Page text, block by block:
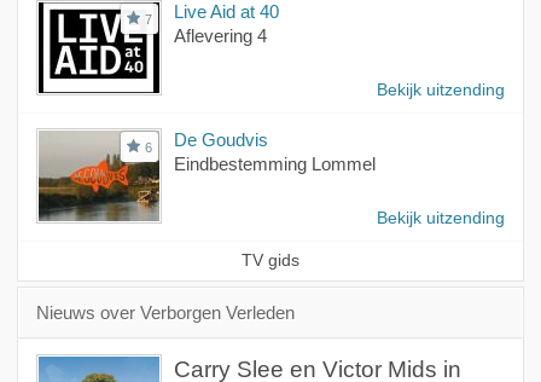
7
Live Aid at 40
Aflevering 4
Bekijk uitzending
6
De Goudvis
Eindbestemming Lommel
Bekijk uitzending
TV gids
Nieuws over Verborgen Verleden
Carry Slee en Victor Mids in